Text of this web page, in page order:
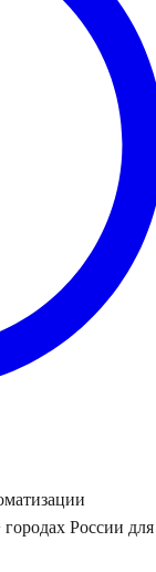
России для